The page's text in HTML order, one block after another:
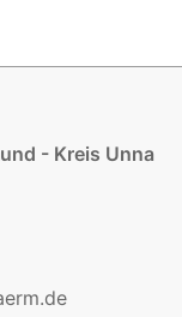
- Kreis Unna